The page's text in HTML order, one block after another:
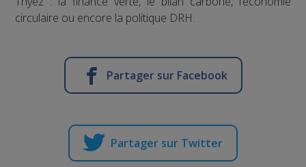
circulaire ou encore la politique DRH.
Partager sur Facebook
Partager sur Twitter